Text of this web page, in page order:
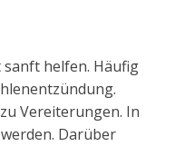
helfen. Häufig
Vereiterungen. In
Darüber